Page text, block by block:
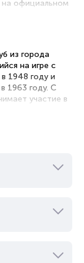
на официальном
«Торпедо-
матчи клуб
имени В.
стал
хоккейной
из-за
из города
на игре с
1948 году и
1963 году. С
участие в
а в сезоне
(КХЛ).